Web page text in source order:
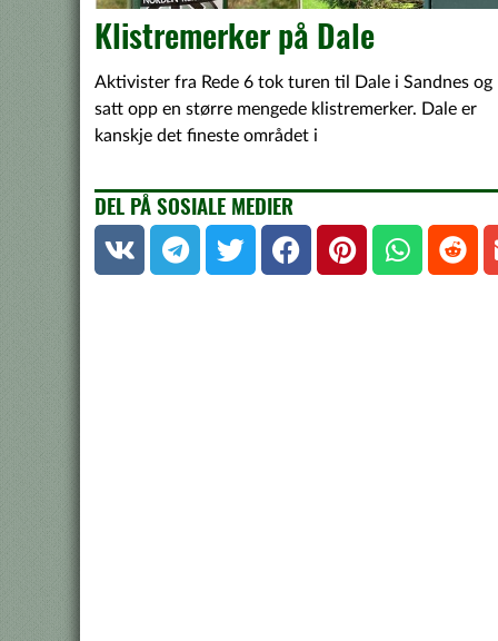
Klistremerker på Dale
Aktivister fra Rede 6 tok turen til Dale i Sandnes og
satt opp en større mengede klistremerker. Dale er
kanskje det fineste området i
DEL PÅ SOSIALE MEDIER